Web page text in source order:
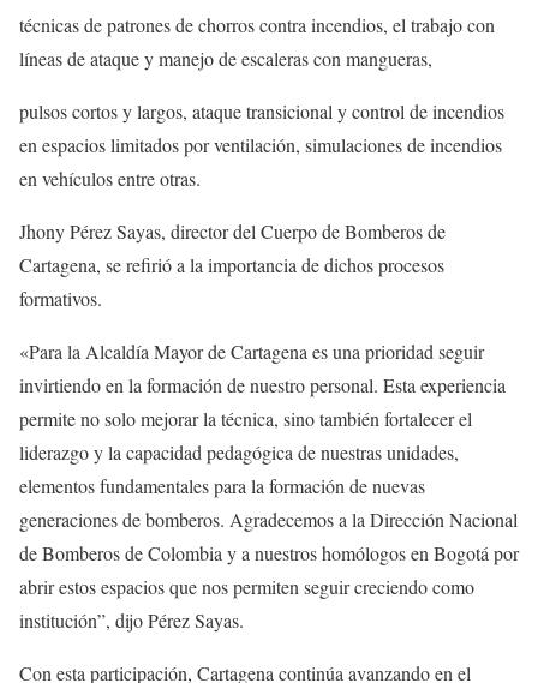
técnicas de patrones de chorros contra incendios, el trabajo con
líneas de ataque y manejo de escaleras con mangueras,
pulsos cortos y largos, ataque transicional y control de incendios
en espacios limitados por ventilación, simulaciones de incendios
en vehículos entre otras.
Jhony Pérez Sayas, director del Cuerpo de Bomberos de
Cartagena, se refirió a la importancia de dichos procesos
formativos.
«Para la Alcaldía Mayor de Cartagena es una prioridad seguir
invirtiendo en la formación de nuestro personal. Esta experiencia
permite no solo mejorar la técnica, sino también fortalecer el
liderazgo y la capacidad pedagógica de nuestras unidades,
elementos fundamentales para la formación de nuevas
generaciones de bomberos. Agradecemos a la Dirección Nacional
de Bomberos de Colombia y a nuestros homólogos en Bogotá por
abrir estos espacios que nos permiten seguir creciendo como
institución”, dijo Pérez Sayas.
Con esta participación, Cartagena continúa avanzando en el